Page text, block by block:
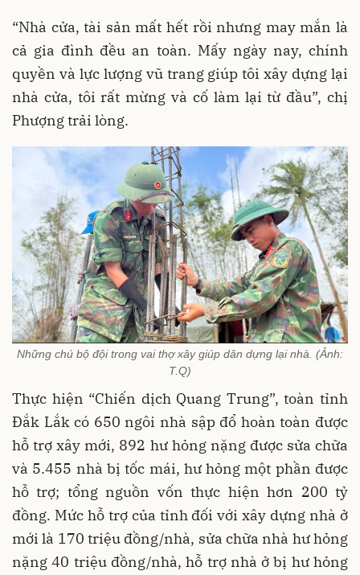
“Nhà cửa, tài sản mất hết rồi nhưng may mắn là
cả gia đình đều an toàn. Mấy ngày nay, chính
quyền và lực lượng vũ trang giúp tôi xây dựng lại
nhà cửa, tôi rất mừng và cố làm lại từ đầu”, chị
Phượng trải lòng.
Những chú bộ đội trong vai thợ xây giúp dân dựng lại nhà. (Ảnh:
T.Q)
Thực hiện “Chiến dịch Quang Trung”, toàn tỉnh
Đắk Lắk có 650 ngôi nhà sập đổ hoàn toàn được
hỗ trợ xây mới, 892 hư hỏng nặng được sửa chữa
và 5.455 nhà bị tốc mái, hư hỏng một phần được
hỗ trợ; tổng nguồn vốn thực hiện hơn 200 tỷ
đồng. Mức hỗ trợ của tỉnh đối với xây dựng nhà ở
mới là 170 triệu đồng/nhà, sửa chữa nhà hư hỏng
nặng 40 triệu đồng/nhà, hỗ trợ nhà ở bị hư hỏng